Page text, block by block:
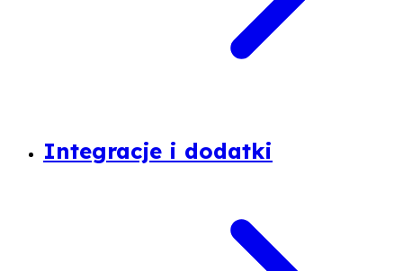
Integracje i dodatki